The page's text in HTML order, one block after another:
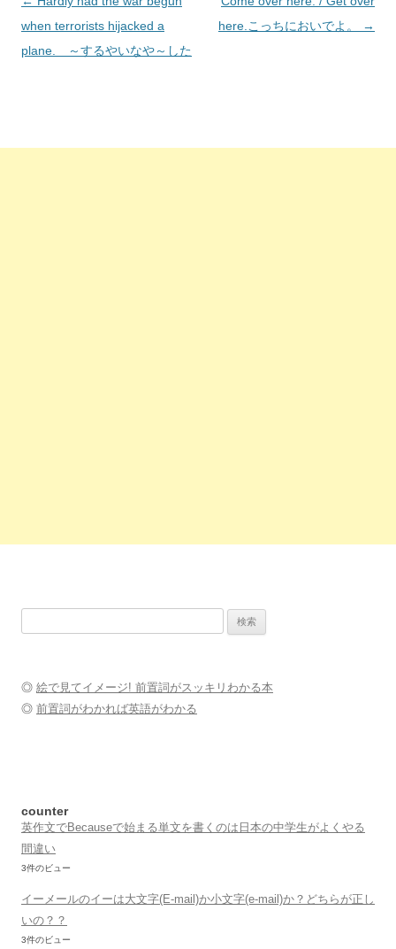
稿
ナ
シ
when terrorists hijacked a
plane. ～するやいなや～した
here.こっちにおいでよ。
→
◎ 絵で見てイメージ! 前置詞がスッキリわかる本
◎ 前置詞がわかれば英語がわかる
counter
英作文でBecauseで始まる単文を書くのは日本の中学生がよくやる
間違い
3件のビュー
イーメールのイーは大文字(E-mail)か小文字(e-mail)か？どちらが正し
いの？？
3件のビュー